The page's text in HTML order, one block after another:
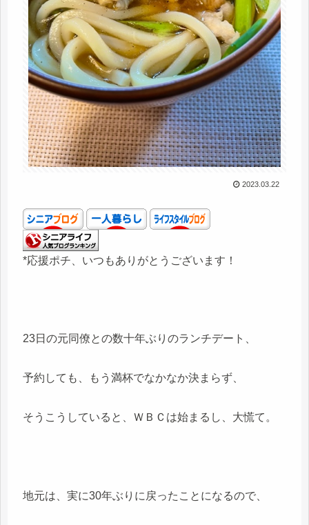
2023.03.22
*応援ポチ、いつもありがとうございます！
23日の元同僚との数十年ぶりのランチデート、
予約しても、もう満杯でなかなか決まらず、
そうこうしていると、ＷＢＣは始まるし、大慌て。
地元は、実に30年ぶりに戻ったことになるので、